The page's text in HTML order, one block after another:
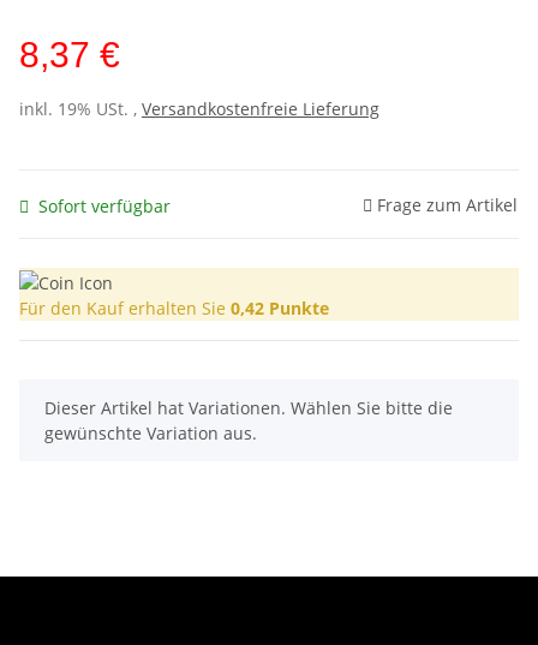
8,37 €
inkl. 19% USt. , Versandkostenfreie Lieferung
Sofort verfügbar Frage zum Artikel
Für den Kauf erhalten Sie 0,42 Punkte
x
Dieser Artikel hat Variationen. Wählen Sie bitte die
gewünschte Variation aus.